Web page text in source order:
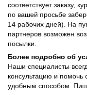
соответствует заказу,
по вашей просьбе
14 рабочих дней). На
партнеров возможен
посылки.
Более подробно об
Наши специалисты
консультацию и
удобным способом.